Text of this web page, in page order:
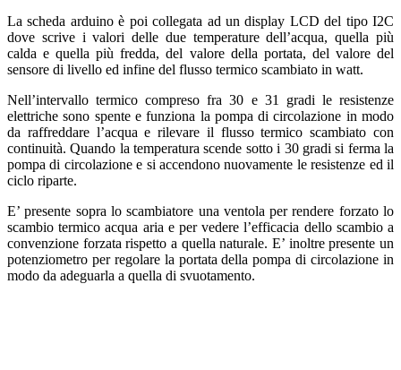
La scheda arduino è poi collegata ad un display LCD del tipo I2C
dove scrive i valori delle due temperature dell’acqua, quella più
calda e quella più fredda, del valore della portata, del valore del
sensore di livello ed infine del flusso termico scambiato in watt.
Nell’intervallo termico compreso fra 30 e 31 gradi le resistenze
elettriche sono spente e funziona la pompa di circolazione in modo
da raffreddare l’acqua e rilevare il flusso termico scambiato con
continuità. Quando la temperatura scende sotto i 30 gradi si ferma la
pompa di circolazione e si accendono nuovamente le resistenze ed il
ciclo riparte.
E’ presente sopra lo scambiatore una ventola per rendere forzato lo
scambio termico acqua aria e per vedere l’efficacia dello scambio a
convenzione forzata rispetto a quella naturale. E’ inoltre presente un
potenziometro per regolare la portata della pompa di circolazione in
modo da adeguarla a quella di svuotamento.